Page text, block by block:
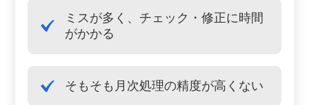
ミスが多く、チェック・修正に時間
がかかる
そもそも月次処理の精度が高くない